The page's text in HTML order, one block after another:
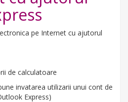
pe Internet cu ajutorul
de calculatoare
invatarea utilizarii unui cont de
Express)